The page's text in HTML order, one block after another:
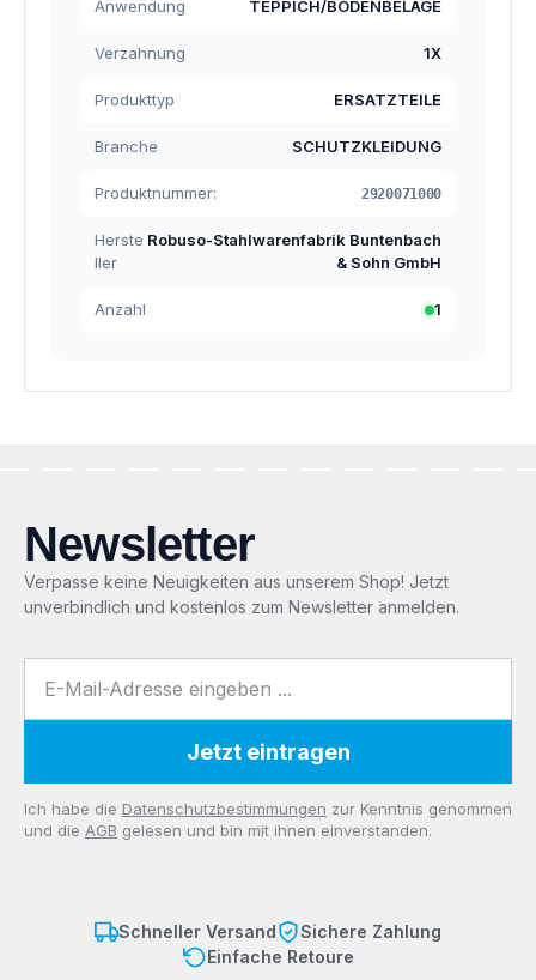
Anwendung TEPPICH/BODENBELÄGE
Verzahnung 1X
Produkttyp ERSATZTEILE
Branche SCHUTZKLEIDUNG
Produktnummer: 2920071000
Herste
ller
Robuso-Stahlwarenfabrik Buntenbach
& Sohn GmbH
Anzahl 1
Newsletter
Verpasse keine Neuigkeiten aus unserem Shop! Jetzt
unverbindlich und kostenlos zum Newsletter anmelden.
Jetzt eintragen
Datenschutz
Ich habe die Datenschutzbestimmungen zur Kenntnis genommen
und die AGB gelesen und bin mit ihnen einverstanden.
Schneller Versand
Sichere Zahlung
Einfache Retoure